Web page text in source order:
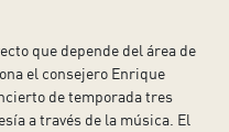
que depende del área de
el consejero Enrique
de temporada tres
a través de la música. El